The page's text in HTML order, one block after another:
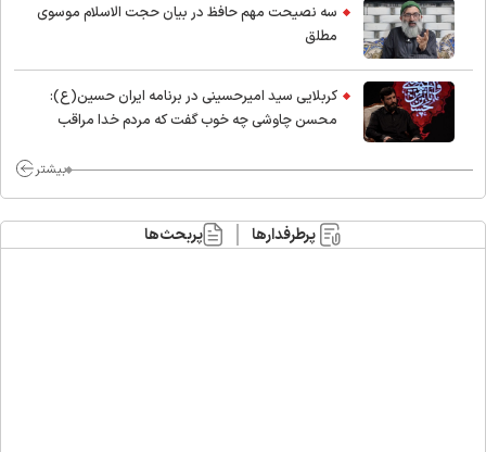
سه نصیحت مهم حافظ در بیان حجت الاسلام موسوی
مطلق
کربلایی سید امیر‌حسینی در برنامه ایران حسین(ع):
محسن چاوشی چه خوب گفت که مردم خدا مراقب
بیشتر
پرطرفدارها پربحث‌ها